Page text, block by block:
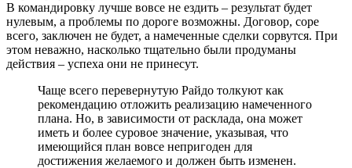
В командировку лучше вовсе не ездить – результат будет
нулевым, а проблемы по дороге возможны. Договор, соре
всего, заключен не будет, а намеченные сделки сорвутся. При
этом неважно, насколько тщательно были продуманы
действия – успеха они не принесут.
Чаще всего перевернутую Райдо толкуют как
рекомендацию отложить реализацию намеченного
плана. Но, в зависимости от расклада, она может
иметь и более суровое значение, указывая, что
имеющийся план вовсе непригоден для
достижения желаемого и должен быть изменен.